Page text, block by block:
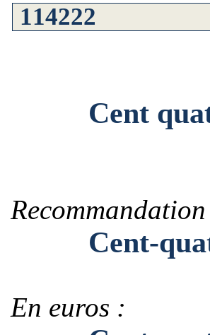
Cent
Cent-
En euros :